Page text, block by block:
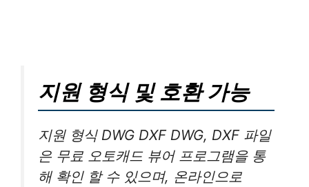
지원 형식 및 호환 가능
지원 형식 DWG DXF DWG, DXF 파일
은 무료 오토캐드 뷰어 프로그램을 통
해 확인 할 수 있으며, 온라인으로